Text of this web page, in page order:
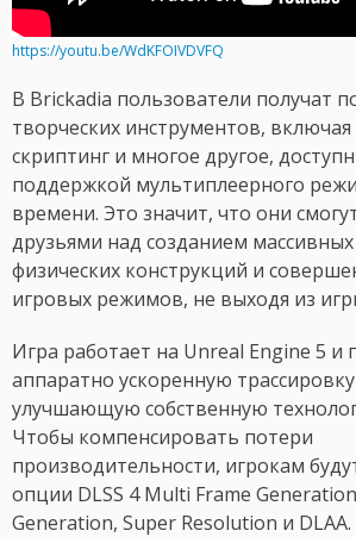
https://youtu.be/WdKFOIVDVFQ
В Brickadia пользователи получат
творческих инструментов, включая
скриптинг и многое другое,
поддержкой мультиплеерного
времени. Это значит, что они
друзьями над созданием
физических конструкций и
игровых режимов, не выходя из
Игра работает на Unreal Engine 5 и
аппаратно ускоренную
улучшающую собственную
Чтобы компенсировать потери
производительности, игрокам
опции DLSS 4 Multi Frame
Generation, Super Resolution и DLAA.